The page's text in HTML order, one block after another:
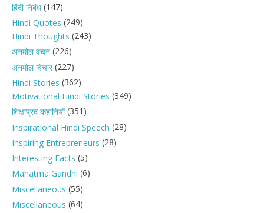
हिंदी निबंध(147)
Hindi Quotes (249)
Hindi Thoughts (243)
अनमोल वचन (226)
अनमोल विचार(227)
Hindi Stories (362)
Motivational Hindi Stories (349)
शिक्षाप्रद कहानियाँ(351)
Inspirational Hindi Speech (28)
Inspiring Entrepreneurs (28)
Interesting Facts (5)
Mahatma Gandhi (6)
Miscellaneous (55)
Miscellaneous (64)